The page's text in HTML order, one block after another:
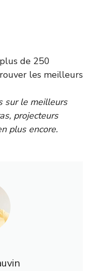
de 250
les meilleurs
sur le meilleurs
, projecteurs
plus encore.